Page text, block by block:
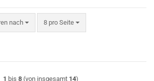
nach
nach 8 pro Seite
pro Seite
1 bis 8(von insgesamt 14)